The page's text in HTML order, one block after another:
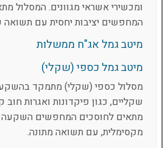
ומכשירי אשראי מגוונים. המסלול
המחפשים יציבות יחסית עם תשואה
מיטב גמל אג"ח ממשלות
מיטב גמל כספי (שקלי)
מסלול כספי (שקלי) מתמקד
שקליים, כגון פיקדונות ואגרות
מתאים לחוסכים המחפשים השקעה
מקסימלית, עם תשואה מתונה.